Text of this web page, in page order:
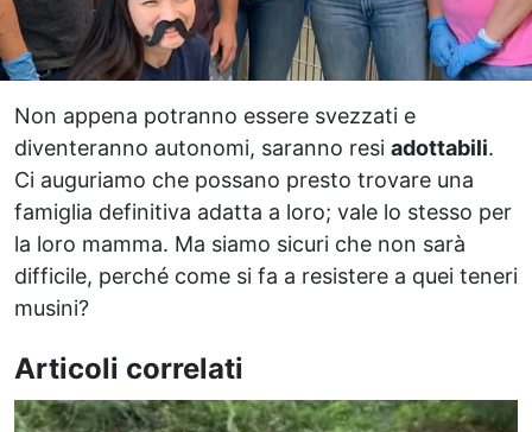
Non appena potranno essere svezzati e
diventeranno autonomi, saranno resi adottabili.
Ci auguriamo che possano presto trovare una
famiglia definitiva adatta a loro; vale lo stesso per
la loro mamma. Ma siamo sicuri che non sarà
difficile, perché come si fa a resistere a quei teneri
musini?
Articoli correlati